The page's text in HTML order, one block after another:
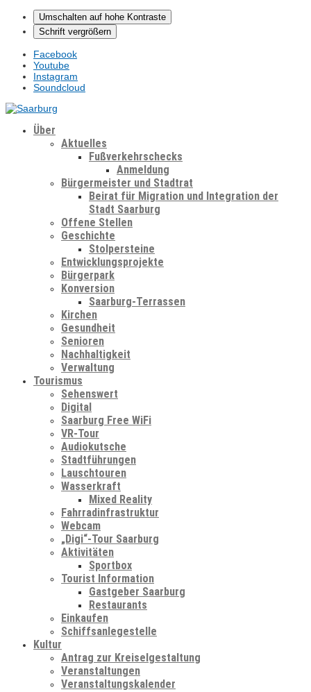
Umschalten auf hohe Kontraste
Schrift vergrößern
Facebook
Youtube
Instagram
Soundcloud
Über
Aktuelles
Fußverkehrschecks
Anmeldung
Bürgermeister und Stadtrat
Beirat für Migration und Integration der
Stadt Saarburg
Offene Stellen
Geschichte
Stolpersteine
Entwicklungsprojekte
Bürgerpark
Konversion
Saarburg-Terrassen
Kirchen
Gesundheit
Senioren
Nachhaltigkeit
Verwaltung
Tourismus
Sehenswert
Digital
Saarburg Free WiFi
VR-Tour
Audiokutsche
Stadtführungen
Lauschtouren
Wasserkraft
Mixed Reality
Fahrradinfrastruktur
Webcam
„Digi“-Tour Saarburg
Aktivitäten
Sportbox
Tourist Information
Gastgeber Saarburg
Restaurants
Einkaufen
Schiffsanlegestelle
Kultur
Antrag zur Kreiselgestaltung
Veranstaltungen
Veranstaltungskalender